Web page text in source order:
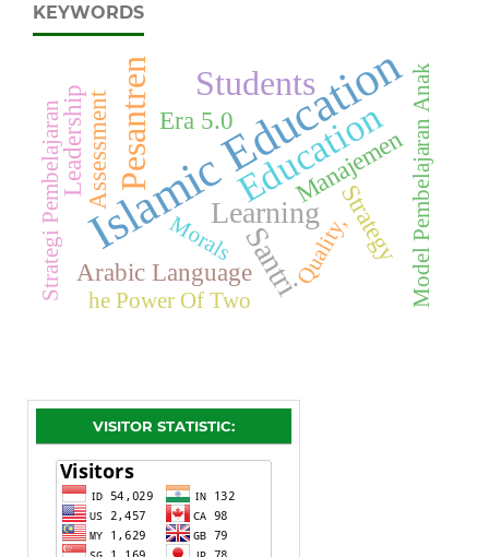
KEYWORDS
Islamic Education
Education
Students
Pesantren
Learning
Santri
Assessment Manajemen
Arabic Language
Era 5.0
Strategy
Leadership
he Power Of Two Model Pembelajaran Anak
Morals
Strategi Pembelajaran Quality,
VISITOR STATISTIC: